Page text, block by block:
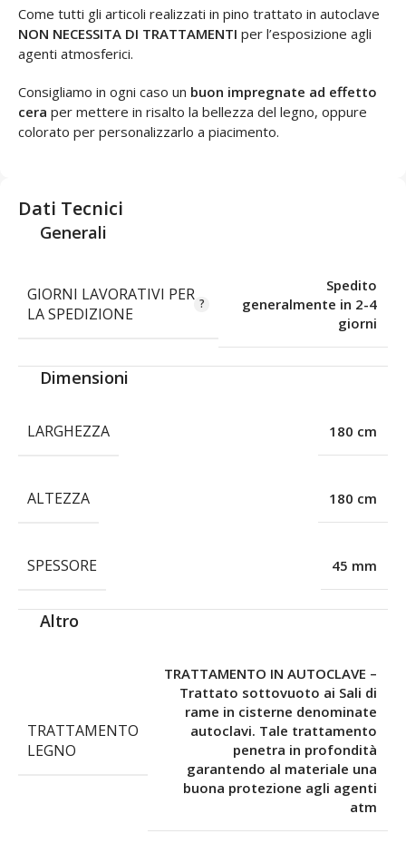
Come tutti gli articoli realizzati in pino trattato in autoclave
NON NECESSITA DI TRATTAMENTI per l’esposizione agli
agenti atmosferici.
Consigliamo in ogni caso un buon impregnate ad effetto
cera per mettere in risalto la bellezza del legno, oppure
colorato per personalizzarlo a piacimento.
Dati Tecnici
Generali
GIORNI LAVORATIVI PER
LA SPEDIZIONE
Spedito
generalmente in 2-4
giorni
Dimensioni
LARGHEZZA 180 cm
ALTEZZA 180 cm
SPESSORE 45 mm
Altro
TRATTAMENTO
LEGNO
TRATTAMENTO IN AUTOCLAVE –
Trattato sottovuoto ai Sali di
rame in cisterne denominate
autoclavi. Tale trattamento
penetra in profondità
garantendo al materiale una
buona protezione agli agenti
atm